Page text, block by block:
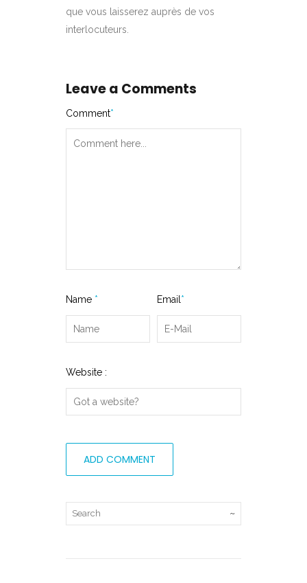
que vous laisserez auprès de vos
interlocuteurs.
Leave a Comments
Comment*
Name * Email *
Website :